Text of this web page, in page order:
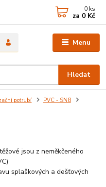
Menu
Hledat
0 ks
za 0 Kč
potrubí
PVC - SN8
jsou z neměkčeného
splaškových a dešťových